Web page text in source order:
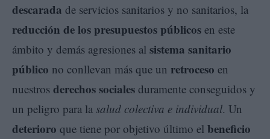
descarada de servicios sanitarios y no sanitarios, la
reducción de los presupuestos públicos en este
ámbito y demás agresiones al sistema sanitario
público no conllevan más que un retroceso en
nuestros derechos sociales duramente conseguidos y
un peligro para la salud colectiva e individual. Un
deterioro que tiene por objetivo último el beneficio